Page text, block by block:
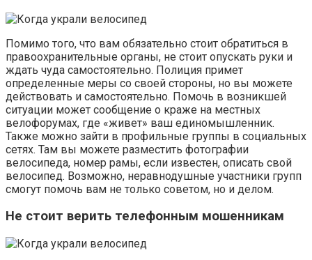
Помимо того, что вам обязательно стоит обратиться в
правоохранительные органы, не стоит опускать руки и
ждать чуда самостоятельно. Полиция примет
определенные меры со своей стороны, но вы можете
действовать и самостоятельно. Помочь в возникшей
ситуации может сообщение о краже на местных
велофорумах, где «живет» ваш единомышленник.
Также можно зайти в профильные группы в социальных
сетях. Там вы можете разместить фотографии
велосипеда, номер рамы, если известен, описать свой
велосипед. Возможно, неравнодушные участники групп
смогут помочь вам не только советом, но и делом.
Не стоит верить телефонным мошенникам